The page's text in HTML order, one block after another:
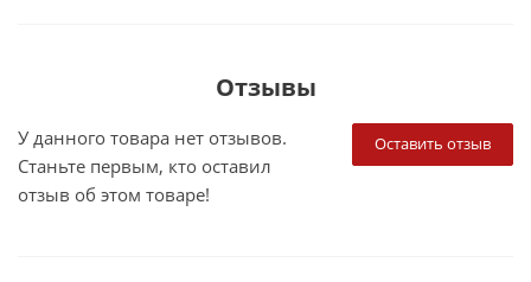
Отзывы
Оставить отзыв
У данного товара нет отзывов.
Станьте первым, кто оставил
отзыв об этом товаре!